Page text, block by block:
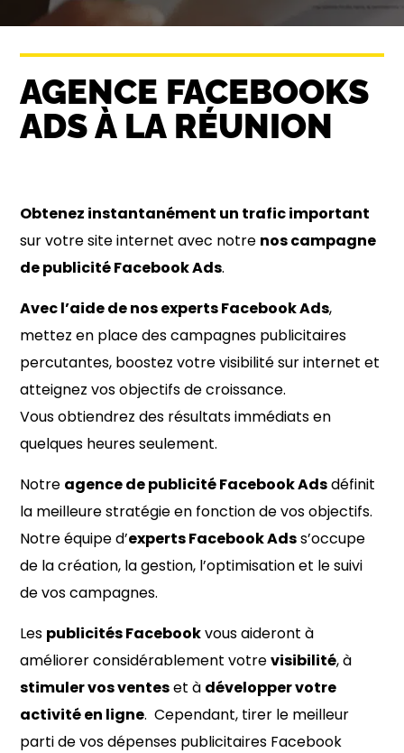
AGENCE FACEBOOKS
ADS À LA RÉUNION
Obtenez instantanément un trafic important
sur votre site internet avec notre nos campagne
de publicité Facebook Ads.
Avec l’aide de nos experts Facebook Ads,
mettez en place des campagnes publicitaires
percutantes, boostez votre visibilité sur internet et
atteignez vos objectifs de croissance.
Vous obtiendrez des résultats immédiats en
quelques heures seulement.
Notre agence de publicité Facebook Adsdéfinit
la meilleure stratégie en fonction de vos objectifs.
Notre équipe d’experts Facebook Adss’occupe
de la création, la gestion, l’optimisation et le suivi
de vos campagnes.
Les publicités Facebookvous aideront à
améliorer considérablement votrevisibilité, à
stimuler vos venteset à développer votre
activité en ligne. Cependant, tirer le meilleur
parti de vos dépenses publicitaires Facebook